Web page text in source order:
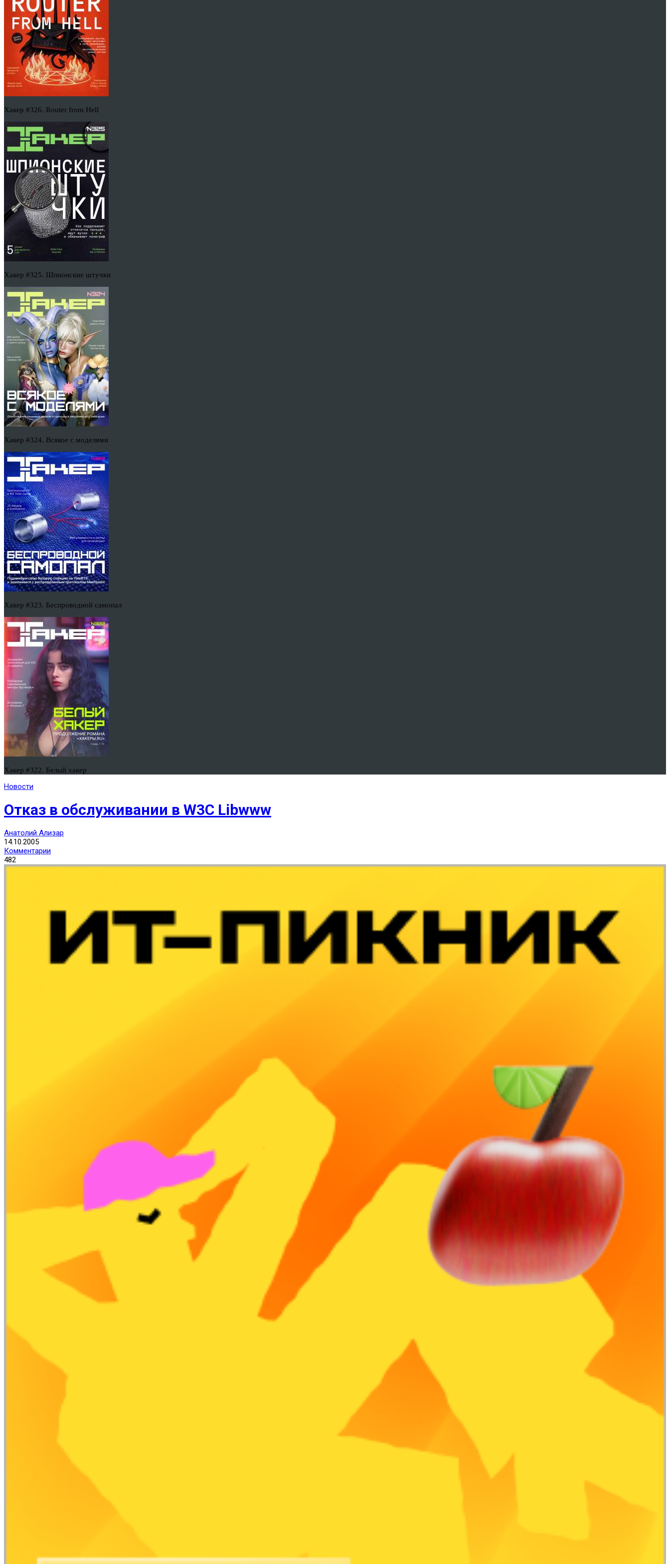
Хакер #326. Router from Hell
Хакер #325. Шпионские штучки
Хакер #324. Всякое с моделями
Хакер #323. Беспроводной самопал
Хакер #322. Белый хакер
Новости
Отказ в обслуживании в W3C Libwww
Анатолий Ализар
14.10.2005
Комментарии
482